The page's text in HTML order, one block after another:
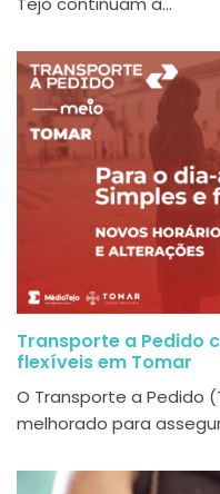
Transporte a Pedido
flexíveis em Tomar
O Transporte a Pedido
melhorado para